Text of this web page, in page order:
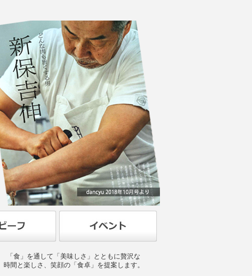
「食」を通して「美味しさ」とともに贅沢な
時間と楽しさ、笑顔の「食卓」を提案します。